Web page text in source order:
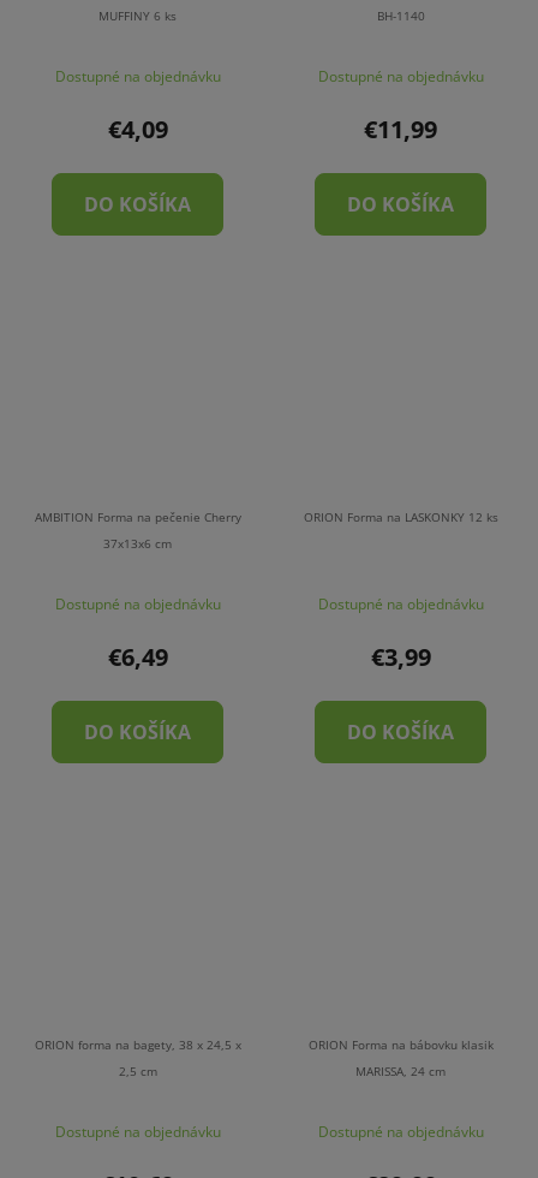
MUFFINY 6 ks
Dostupné na objednávku
€4,09
DO KOŠÍKA
BH-1140
Dostupné na objednávku
€11,99
DO KOŠÍKA
AMBITION Forma na pečenie Cherry
37x13x6 cm
Dostupné na objednávku
€6,49
DO KOŠÍKA
ORION Forma na LASKONKY 12 ks
Dostupné na objednávku
€3,99
DO KOŠÍKA
ORION forma na bagety, 38 x 24,5 x
2,5 cm
Dostupné na objednávku
ORION Forma na bábovku klasik
MARISSA, 24 cm
Dostupné na objednávku